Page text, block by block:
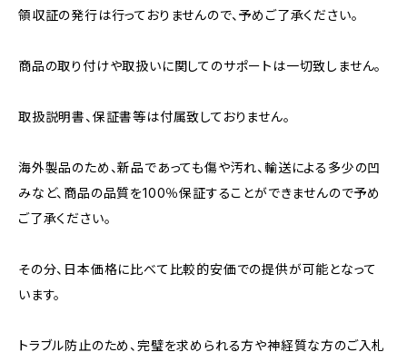
領収証の発行は行っておりませんので、予めご了承ください。
商品の取り付けや取扱いに関してのサポートは一切致しません。
取扱説明書、保証書等は付属致しておりません。
海外製品のため、新品であっても傷や汚れ、輸送による多少の凹
みなど、商品の品質を100％保証することができませんので予め
ご了承ください。
その分、日本価格に比べて比較的安価での提供が可能となって
います。
トラブル防止のため、完璧を求められる方や神経質な方のご入札